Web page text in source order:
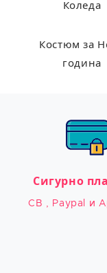
Коледа
Костюм за
година
Сигурно
CB , Paypal и